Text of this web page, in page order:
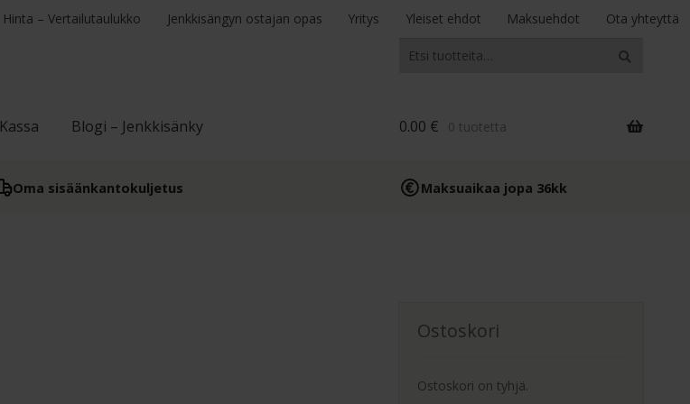
Hinta – Vertailutaulukko Jenkkisängyn ostajan opas Yritys Yleiset ehdot Maksuehdot
Ota yhteyttä
Haku
Kassa Blogi – Jenkkisänky 0.00 € 0 tuotetta
Oma sisään­kantokuljetus Maksuaikaa jopa 36kk
Ostoskori
Ostoskori on tyhjä.